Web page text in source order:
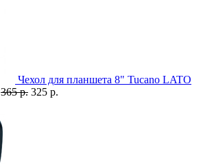
Чехол для планшета 8" Tucano LATO
365 р. 325 р.